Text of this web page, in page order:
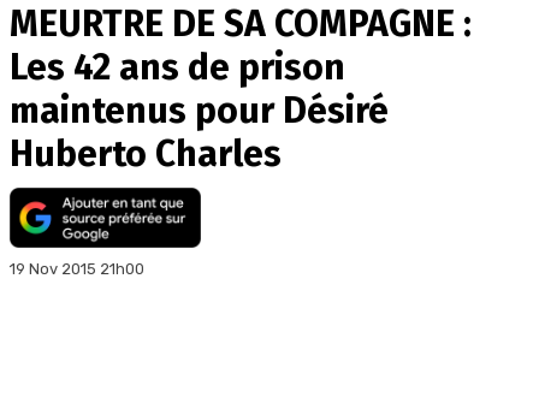
MEURTRE DE SA COMPAGNE :
Les 42 ans de prison
maintenus pour Désiré
Huberto Charles
19 Nov 2015 21h00